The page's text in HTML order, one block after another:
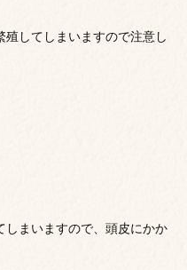
してしまいますので注意し
しまいますので、頭皮にかか